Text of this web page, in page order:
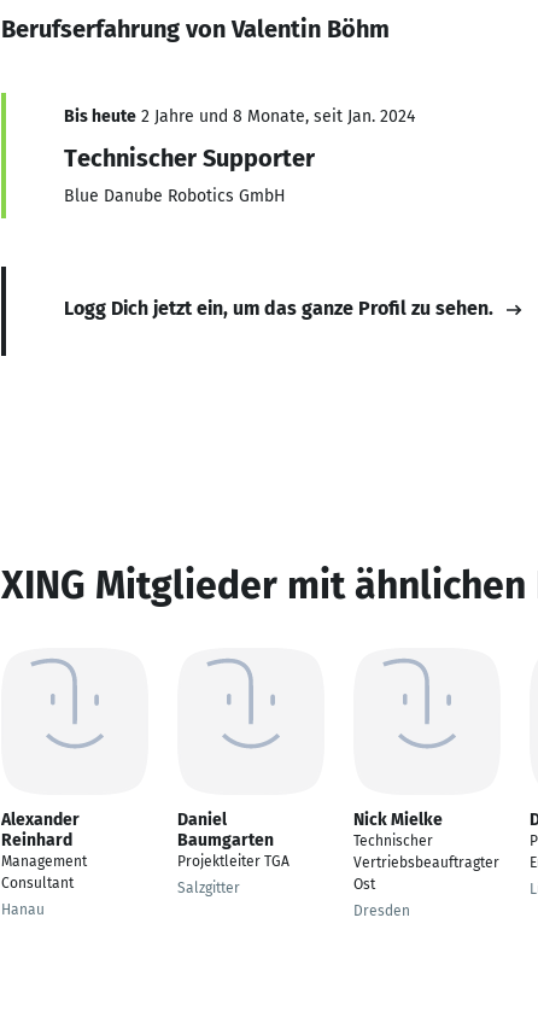
Berufserfahrung von Valentin Böhm
Bis heute 2 Jahre und 8 Monate, seit Jan. 2024
Technischer Supporter
Blue Danube Robotics GmbH
Logg Dich jetzt ein, um das ganze Profil zu sehen.
XING Mitglieder mit
Alexander
Reinhard
Management
Consultant
Hanau
Daniel
Baumgarten
Projektleiter TGA
Salzgitter
Nick Mielke
Technischer
Vertriebsbeauftragter
Ost
Dresden